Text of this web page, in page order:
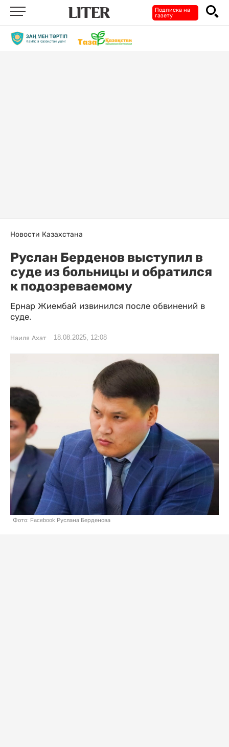
Подписка на
газету
Новости Казахстана
Руслан Берденов выступил в
суде из больницы и обратился
к подозреваемому
Ернар Жиембай извинился после обвинений в
суде.
Наиля Ахат 18.08.2025, 12:08
Фото: Facebook Руслана Берденова